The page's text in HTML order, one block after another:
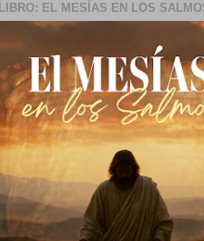
LIBRO: EL MESÍAS EN LOS